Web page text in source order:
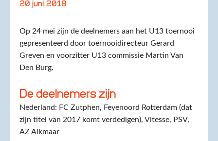
20 juni 2018
Op 24 mei zijn de deelnemers aan het U13 toernooi
gepresenteerd door toernooidirecteur Gerard
Greven en voorzitter U13 commissie Martin Van
Den Burg.
De deelnemers zijn
Nederland: FC Zutphen, Feyenoord Rotterdam (dat
zijn titel van 2017 komt verdedigen), Vitesse, PSV,
AZ Alkmaar